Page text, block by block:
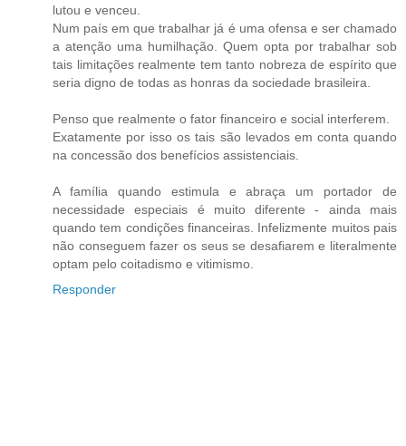
lutou e venceu.
Num país em que trabalhar já é uma ofensa e ser chamado
a atenção uma humilhação. Quem opta por trabalhar sob
tais limitações realmente tem tanto nobreza de espírito que
seria digno de todas as honras da sociedade brasileira.
Penso que realmente o fator financeiro e social interferem.
Exatamente por isso os tais são levados em conta quando
na concessão dos benefícios assistenciais.
A família quando estimula e abraça um portador de
necessidade especiais é muito diferente - ainda mais
quando tem condições financeiras. Infelizmente muitos pais
não conseguem fazer os seus se desafiarem e literalmente
optam pelo coitadismo e vitimismo.
Responder